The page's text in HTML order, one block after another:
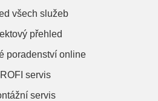
všech služeb
přehled
poradenství online
servis
servis